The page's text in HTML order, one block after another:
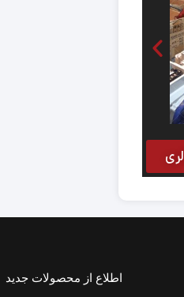
اطلاع از محصولات جدید